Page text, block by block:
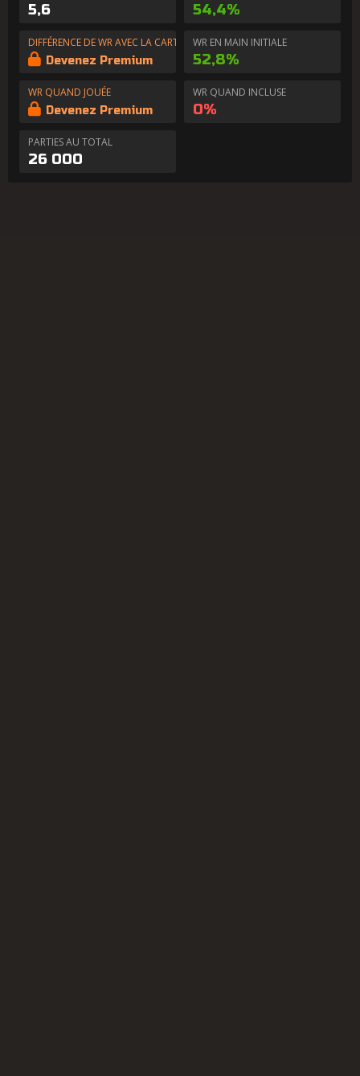
5,6 54,4%
DIFFÉRENCE DE WR AVEC LA CARTE EN MAIN
Devenez Premium
WR EN MAIN INITIALE
52,8%
WR QUAND JOUÉE
Devenez Premium
WR QUAND INCLUSE
0%
PARTIES AU TOTAL
26 000